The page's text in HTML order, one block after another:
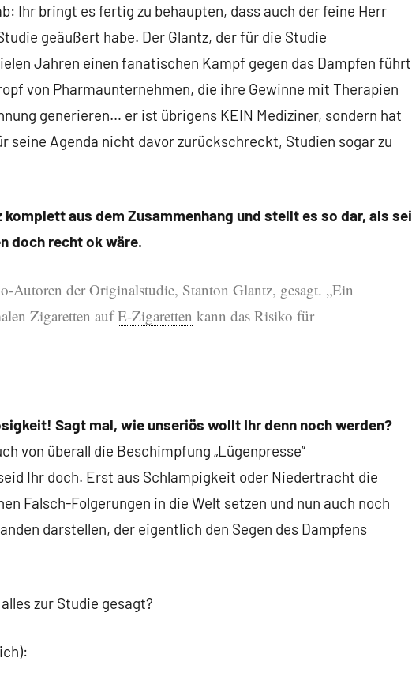
Ihr bringt es fertig zu behaupten, dass auch der feine Herr
geäußert habe. Der Glantz, der für die Studie
Jahren einen fanatischen Kampf gegen das Dampfen führt
von Pharmaunternehmen, die ihre Gewinne mit Therapien
generieren… er ist übrigens KEIN Mediziner, sondern hat
Agenda nicht davor zurückschreckt, Studien sogar zu
aus dem Zusammenhang und stellt es so dar, als sei
doch recht ok wäre.
Autoren der Originalstudie, Stanton Glantz, gesagt. „Ein
Zigaretten aufE-Zigaretten kann das Risiko für
Sagt mal, wie unseriös wollt Ihr denn noch werden?
von überall die Beschimpfung „Lügenpresse“
Ihr doch. Erst aus Schlampigkeit oder Niedertracht die
Falsch-Folgerungen in die Welt setzen und nun auch noch
darstellen, der eigentlich den Segen des Dampfens
zur Studie gesagt?